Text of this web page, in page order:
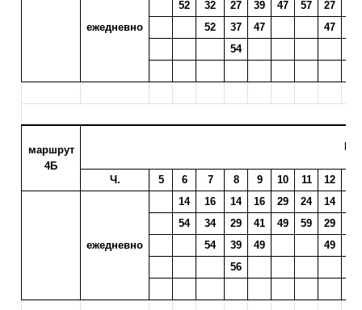
ежедневно
52
32 27 39 47 57 27
52
37 47 47
54
маршрут
4Б
Ч. 5 6 7 8 9 10 11 12
ежедневно
14 16 14 16 29 24 14
54
34 29 41 49 59 29
54
39 49 49
56